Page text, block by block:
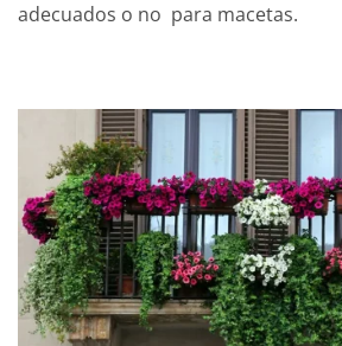
adecuados o no para macetas.